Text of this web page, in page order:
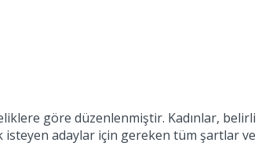
göre düzenlenmiştir. Kadınlar, belirli
isteyen adaylar için gereken tüm şartlar ve